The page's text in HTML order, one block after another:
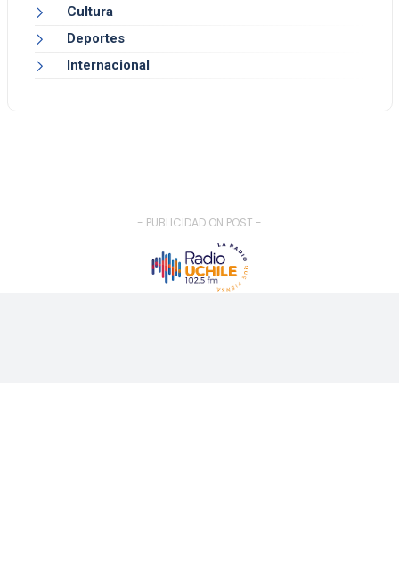
Cultura
Deportes
Internacional
- PUBLICIDAD ON POST -